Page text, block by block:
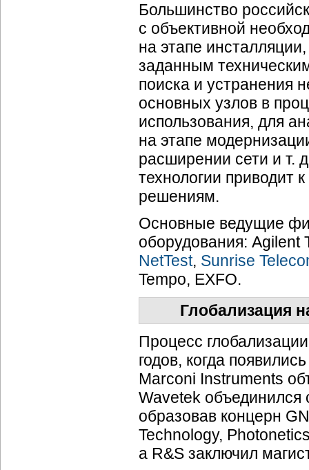
Большинство
с объективной
на этапе
заданным
поиска и устранения
основных узлов в
использования, для
на этапе
расширении сети и т.
технологии приводит
решениям.
Основные ведущие
оборудования: Agilent
NetTest, Sunrise
Tempo, EXFO.
Глобализация
Процесс
годов, когда
Marconi Instruments
Wavetek
образовав концерн
Technology,
а R&S заключил